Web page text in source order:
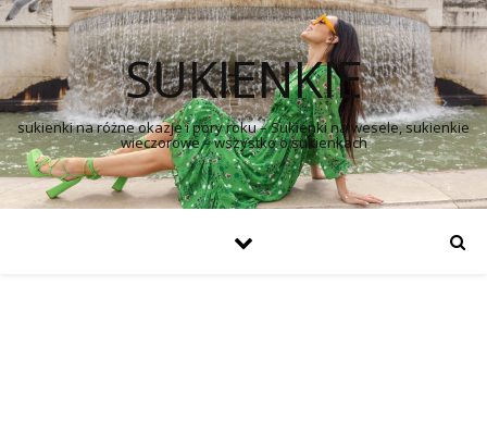
SUKIENKIE
sukienki na różne okazje i pory roku – Sukienki na wesele, sukienkie
wieczorowe – wszystko o sukienkach